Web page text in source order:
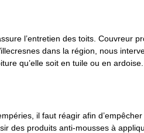
l’entretien des toits. Couvreur
dans la région, nous
qu’elle soit en tuile ou en
il faut réagir afin
des produits anti-mousses à